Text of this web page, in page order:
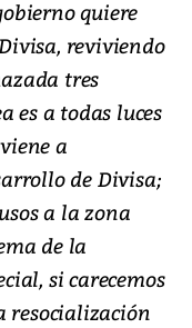
quiere
reviviendo
tres
es a todas luces
a
de Divisa;
a la zona
de la
si carecemos
resocialización